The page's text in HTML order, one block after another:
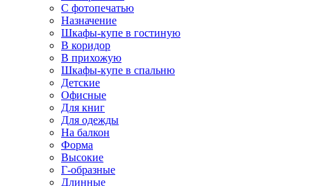
С фотопечатью
Назначение
Шкафы-купе в гостиную
В коридор
В прихожую
Шкафы-купе в спальню
Детские
Офисные
Для книг
Для одежды
На балкон
Форма
Высокие
Г-образные
Длинные